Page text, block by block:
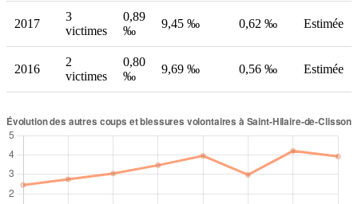
2017
3
victimes
0,89
‰
9,45 ‰ 0,62 ‰ Estimée
2016
2
victimes
0,80
‰
9,69 ‰ 0,56 ‰ Estimée